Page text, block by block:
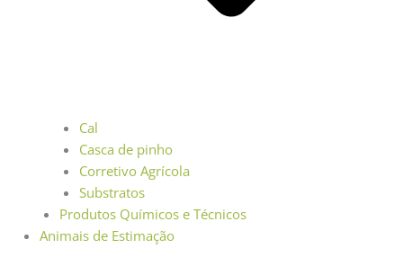
Cal
Casca de pinho
Corretivo Agrícola
Substratos
Produtos Químicos e Técnicos
Animais de Estimação